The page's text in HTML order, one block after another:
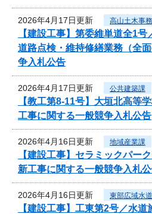
2026年4月17日更新 高山土木事
【建設工事】第委維単道全1
道路点検・維持修繕業務（全
争入札公告
2026年4月17日更新 公共建築課
【教工第8-11号】大垣北高等
工事に関する一般競争入札公告
2026年4月16日更新 地域産業課
【建設工事】セラミックパー
新工事に関する一般競争入札公
2026年4月16日更新 東部広域水
【建設工事】工東第2号／水道